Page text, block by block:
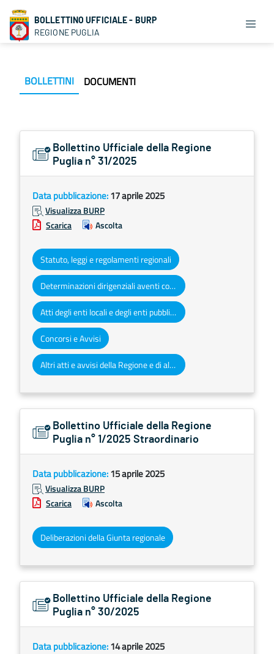
BOLLETTINO UFFICIALE - BURP
REGIONE PUGLIA
BOLLETTINI DOCUMENTI
Bollettino Ufficiale della Regione
Puglia n° 31/2025
Data pubblicazione:17 aprile 2025
Visualizza BURP
Scarica
Ascolta
Statuto, leggi e regolamenti regionali
Determinazioni dirigenziali aventi contenuto di interesse generale
Atti degli enti locali e degli enti pubblici e privati
Concorsi e Avvisi
Altri atti e avvisi della Regione e di altri enti pubblici che interessano la collettività regionale
Bollettino Ufficiale della Regione
Puglia n° 1/2025 Straordinario
Data pubblicazione:15 aprile 2025
Visualizza BURP
Scarica
Ascolta
Deliberazioni della Giunta regionale
Bollettino Ufficiale della Regione
Puglia n° 30/2025
Data pubblicazione:14 aprile 2025